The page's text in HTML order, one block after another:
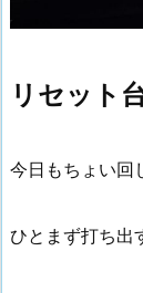
リセット
今日もちょい回
ひとまず打ち出